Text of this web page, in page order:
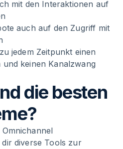
mit den Interaktionen auf
auch auf den Zugriff mit
jedem Zeitpunkt einen
keinen Kanalzwang
die besten
diverse Tools zur